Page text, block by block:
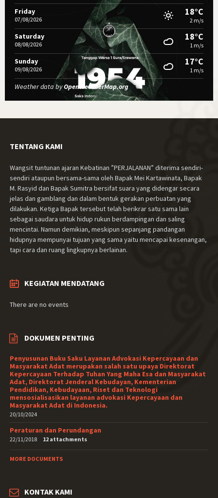
Friday
07/08/2026
18°C
2 m/s
Saturday
08/08/2026
18°C
1 m/s
Sunday
09/08/2026
17°C
1 m/s
Weather data byOpenWeatherMap.org
TENTANG KAMI
Wangsit tuntunan ajaran Kebatinan ”PERJALANAN” diterima sendiri-
sendiri ataupun bersama-sama oleh Bapak Mei Kartawinata, Bapak
M. Rasyid dan Bapak Sumitra bersifat suara yang didengar secara
jelas dan gamblang dan dalam bentuk gerakan perbuatan yang
dilakukan. Ketiga Bapak tersebut telah berikrar satu sama lain
sebagai saudara untuk hidup rukun berdampingan dan saling
mencintai. Namun demikian, meskipun sepanjang pandangan
hidupnya mempunyai tujuan yang sama yaitu mencapai kesenangan,
tapi cara dan ruang lingkupnya berlainan.
KEGIATAN MENDATANG
There are no events
DOKUMEN PENTING
Penyusunan Buku Saku Layanan Advokasi Kepercayaan dan
Masyarakat Adat merupakan salah satu upaya Direktorat
Kepercayaan Terhadap Tuhan Yang Maha Esa dan Masyarakat
Adat, Direktorat Jenderal Kebudayan, Kementerian
Pendidikan, Kebudayaan, Riset dan Teknologi
mensosialisasikan layanan advokasi Kepercayaan dan
Masyarakat Adat di Indonesia.
20/10/2024
Peraturan dan Perundangan
22/11/2018 12 attachments
MORE DOCUMENTS
KONTAK KAMI